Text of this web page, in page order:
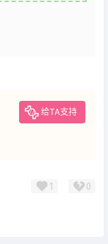
给TA支持
1 0